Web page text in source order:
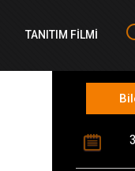
TANITIM FİLMİ